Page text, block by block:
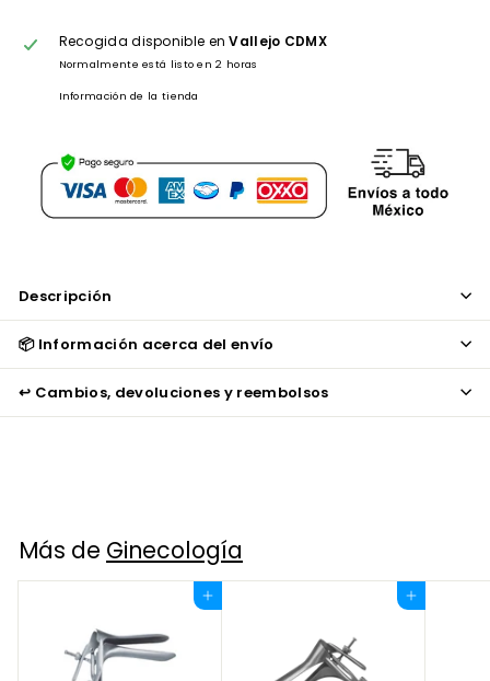
Recogida disponible enVallejo CDMX
Normalmente está listo en 2 horas
Información de la tienda
Descripción
📦 Información acerca del envío
↩️ Cambios, devoluciones y reembolsos
Más de Ginecología
Agregar al carrito Agregar al carrito